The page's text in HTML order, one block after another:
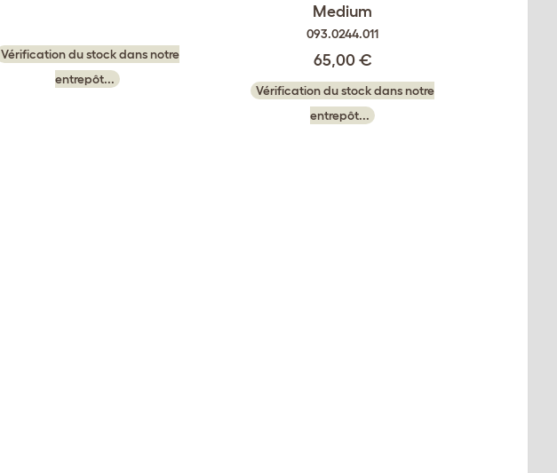
Vérification du stock dans notre
entrepôt...
Medium
093.0244.011
65,00 €
Vérification du stock dans notre
entrepôt...